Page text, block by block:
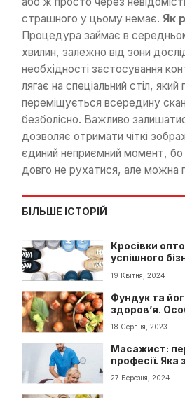
страшного у цьому немає. Як
Процедура займає в
хвилин, залежно від зони
необхідності застосування
лягає на спеціальний стіл,
переміщується всередину
безболісно. Важливо
дозволяє отримати чіткі
єдиний неприємний момент,
довго не рухатися, але можна
БІЛЬШЕ ІСТОРІЙ
Кросівки
успішного
19 Квітня, 2024
Фундук та
здоров’я.
фундука.
18 Серпня, 2023
Масажист:
професії. Яка
масажиста?
27 Березня, 2024